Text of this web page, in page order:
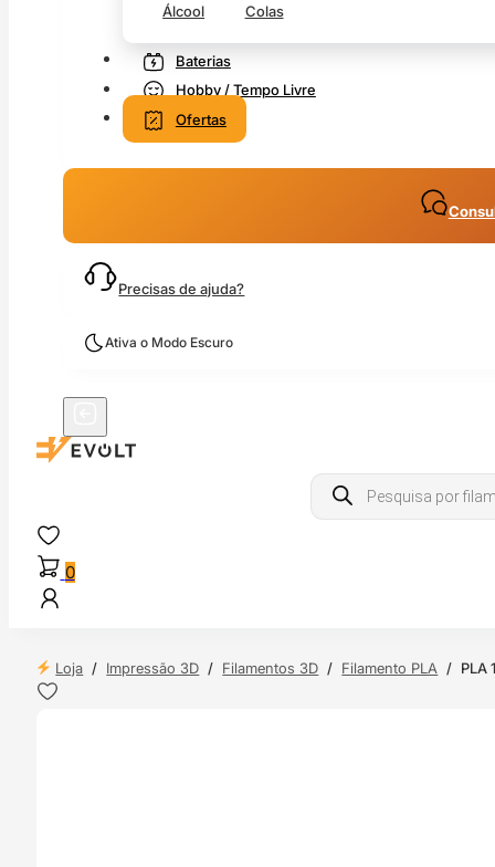
Álcool Colas
Baterias
Hobby / Tempo Livre
Ofertas
Precisas de ajuda?
Ativa o Modo Escuro
Products
search
0
Loja / Impressão 3D / Filamentos 3D / Filamento PLA / PLA